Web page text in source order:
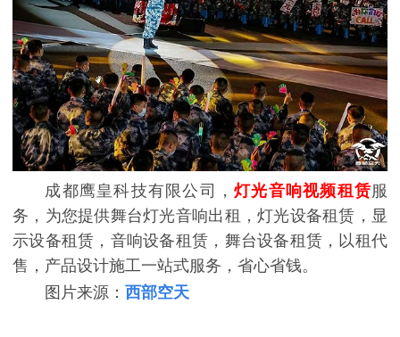
成都鹰皇科技有限公司，灯光音响视频租赁服
务，为您提供舞台灯光音响出租，灯光设备租赁，显
示设备租赁，音响设备租赁，舞台设备租赁，以租代
售，产品设计施工一站式服务，省心省钱。
图片来源：西部空天